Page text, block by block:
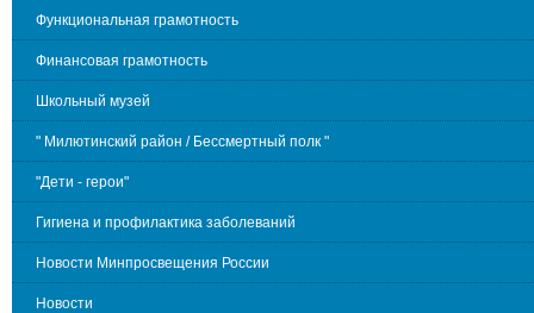
Функциональная грамотность
Финансовая грамотность
Школьный музей
" Милютинский район / Бессмертный полк "
"Дети - герои"
Гигиена и профилактика заболеваний
Новости Минпросвещения России
Новости